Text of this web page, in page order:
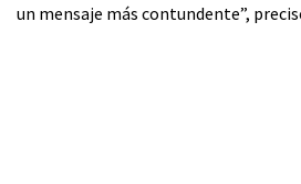
un mensaje más contundente”,